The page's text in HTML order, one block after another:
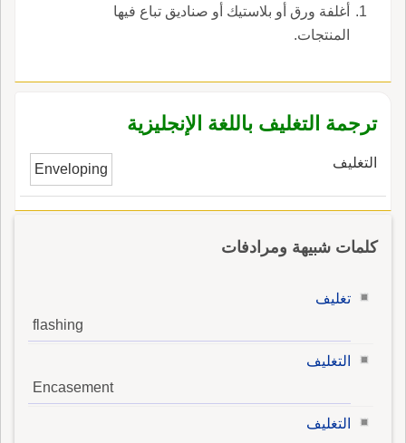
أغلفة ورق أو بلاستيك أو صناديق تباع فيها
المنتجات.
ترجمة التغليف باللغة الإنجليزية
التغليف Enveloping
كلمات شبيهة ومرادفات
تغليف
flashing
التغليف
Encasement
التغليف